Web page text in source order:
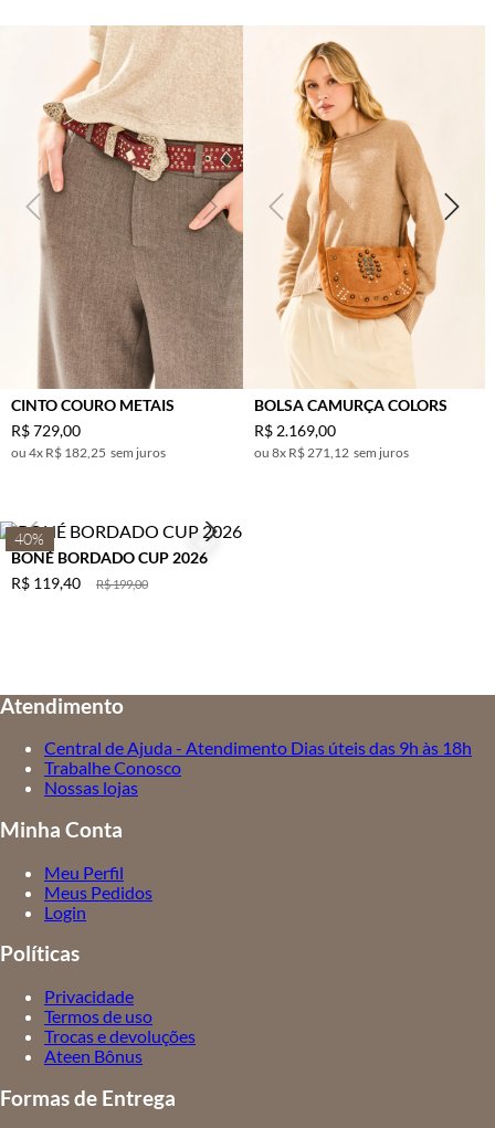
CINTO COURO METAIS
R$729,00
4x R$ 182,25 sem juros
BOLSA CAMURÇA COLORS
R$ 2.169,00
8x R$ 271,12 sem juros
40%
BONÉ BORDADO CUP 2026
R$199,00
R$ 119,40
Atendimento
Central de Ajuda - Atendimento Dias úteis das 9h às 18h
Trabalhe Conosco
Nossas lojas
Minha Conta
Meu Perfil
Meus Pedidos
Login
Políticas
Privacidade
Termos de uso
Trocas e devoluções
Ateen Bônus
Formas de Entrega